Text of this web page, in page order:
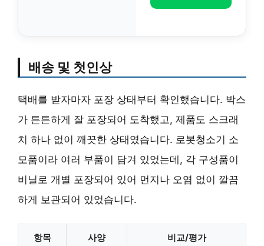
배송 및 첫인상
택배를 받자마자 포장 상태부터 확인했습니다. 박스
가 튼튼하게 잘 포장되어 도착했고, 제품도 스크래
치 하나 없이 깨끗한 상태였습니다. 로봇청소기 소
모품이라 여러 부품이 담겨 있었는데, 각 구성품이
비닐로 개별 포장되어 있어 먼지나 오염 없이 깔끔
하게 보관되어 있었습니다.
항목 사양 비교/평가